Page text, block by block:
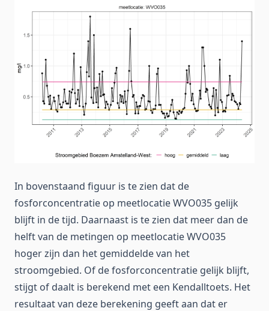
In bovenstaand figuur is te zien dat de
fosforconcentratie op meetlocatie WVO035 gelijk
blijft in de tijd. Daarnaast is te zien dat meer dan de
helft van de metingen op meetlocatie WVO035
hoger zijn dan het gemiddelde van het
stroomgebied. Of de fosforconcentratie gelijk blijft,
stijgt of daalt is berekend met een Kendalltoets. Het
resultaat van deze berekening geeft aan dat er